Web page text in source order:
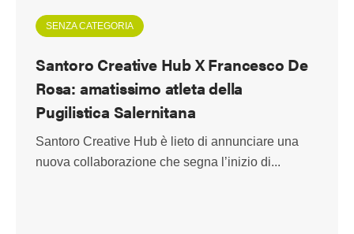
SENZA CATEGORIA
Santoro Creative Hub X Francesco De
Rosa: amatissimo atleta della
Pugilistica Salernitana
Santoro Creative Hub è lieto di annunciare una
nuova collaborazione che segna l’inizio di...